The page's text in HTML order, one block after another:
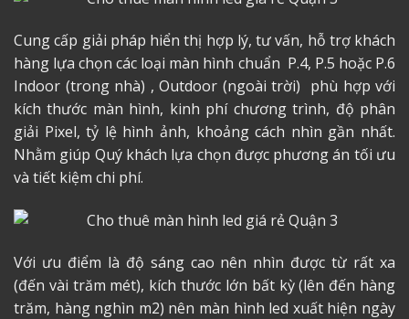
Cung cấp giải pháp hiển thị hợp lý, tư vấn, hỗ trợ khách
hàng lựa chọn các loại màn hình chuẩn P.4, P.5 hoặc P.6
Indoor (trong nhà) , Outdoor (ngoài trời) phù hợp với
kích thước màn hình, kinh phí chương trình, độ phân
giải Pixel, tỷ lệ hình ảnh, khoảng cách nhìn gần nhất.
Nhằm giúp Quý khách lựa chọn được phương án tối ưu
và tiết kiệm chi phí.
Với ưu điểm là độ sáng cao nên nhìn được từ rất xa
(đến vài trăm mét), kích thước lớn bất kỳ (lên đến hàng
trăm, hàng nghìn m2) nên màn hình led xuất hiện ngày